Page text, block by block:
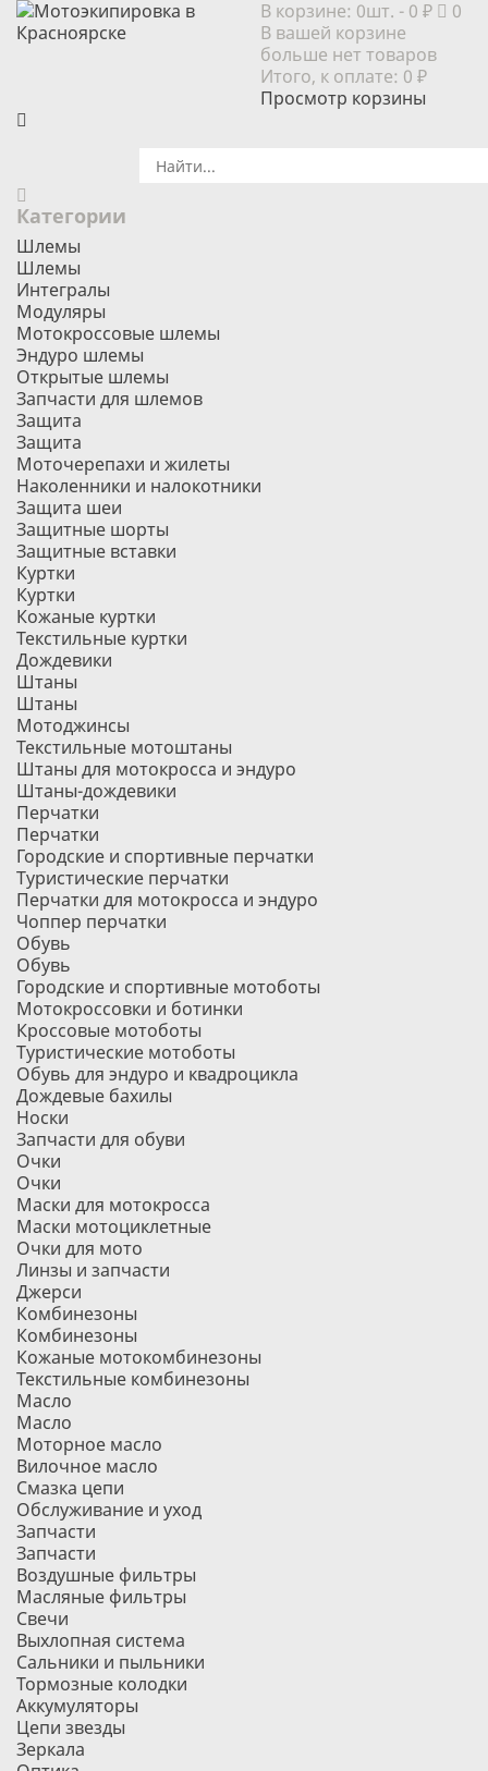
В корзине: 0шт. - 0 ₽
0
В вашей корзине
больше нет товаров
Итого, к оплате: 0 ₽
Просмотр корзины
Категории
Шлемы
Шлемы
Интегралы
Модуляры
Мотокроссовые шлемы
Эндуро шлемы
Открытые шлемы
Запчасти для шлемов
Защита
Защита
Моточерепахи и жилеты
Наколенники и налокотники
Защита шеи
Защитные шорты
Защитные вставки
Куртки
Куртки
Кожаные куртки
Текстильные куртки
Дождевики
Штаны
Штаны
Мотоджинсы
Текстильные мотоштаны
Штаны для мотокросса и эндуро
Штаны-дождевики
Перчатки
Перчатки
Городские и спортивные перчатки
Туристические перчатки
Перчатки для мотокросса и эндуро
Чоппер перчатки
Обувь
Обувь
Городские и спортивные мотоботы
Мотокроссовки и ботинки
Кроссовые мотоботы
Туристические мотоботы
Обувь для эндуро и квадроцикла
Дождевые бахилы
Носки
Запчасти для обуви
Очки
Очки
Маски для мотокросса
Маски мотоциклетные
Очки для мото
Линзы и запчасти
Джерси
Комбинезоны
Комбинезоны
Кожаные мотокомбинезоны
Текстильные комбинезоны
Масло
Масло
Моторное масло
Вилочное масло
Смазка цепи
Обслуживание и уход
Запчасти
Запчасти
Воздушные фильтры
Масляные фильтры
Свечи
Выхлопная система
Сальники и пыльники
Тормозные колодки
Аккумуляторы
Цепи звезды
Зеркала